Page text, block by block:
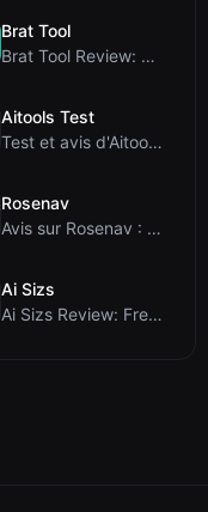
Brat Tool
Brat Tool Review: Free Charli XCX Style Brat Text ...
Aitools Test
Test et avis d'Aitools Test : un détecteur d'IA gr...
Rosenav
Avis sur Rosenav : Outil gratuit en ligne de vérif...
Ai Sizs
Ai Sizs Review: Free, Private Image Similarity & B...